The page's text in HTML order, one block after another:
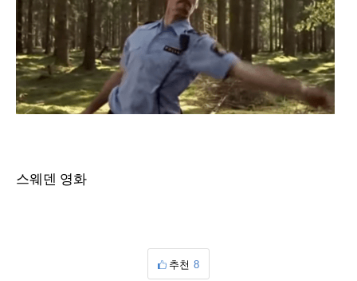
스웨덴 영화
추천 8